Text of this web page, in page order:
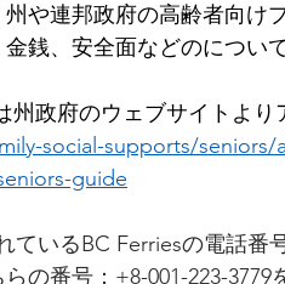
や連邦政府の高齢者向け
銭、安全面などのについ
政府のウェブサイトより
social-supports/seniors/
guide
ているBC Ferriesの電話番
の番号：+8-001-223-3779